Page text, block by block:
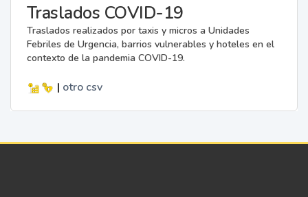
Traslados COVID-19
Traslados realizados por taxis y micros a Unidades
Febriles de Urgencia, barrios vulnerables y hoteles en el
contexto de la pandemia COVID-19.
| otro csv